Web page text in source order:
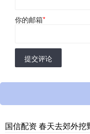
你的邮箱*
提交评论
国信配资 春天去郊外